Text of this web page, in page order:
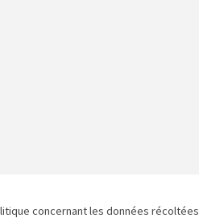
concernant les données récoltées